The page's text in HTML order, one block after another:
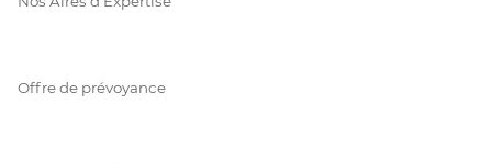
Offre de prévoyance